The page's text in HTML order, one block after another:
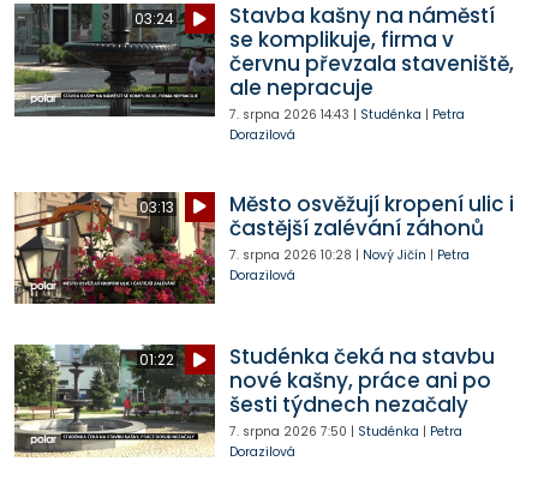
03:24
Stavba kašny na náměstí
se komplikuje, firma v
červnu převzala staveniště,
ale nepracuje
7. srpna 2026 14:43 | Studénka | Petra
Dorazilová
03:13
Město osvěžují kropení ulic i
častější zalévání záhonů
7. srpna 2026 10:28 | Nový Jičín | Petra
Dorazilová
01:22
Studénka čeká na stavbu
nové kašny, práce ani po
šesti týdnech nezačaly
7. srpna 2026 7:50 | Studénka | Petra
Dorazilová